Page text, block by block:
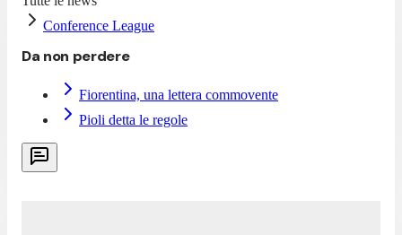
Conference League
Da non perdere
Fiorentina, una lettera commovente
Pioli detta le regole